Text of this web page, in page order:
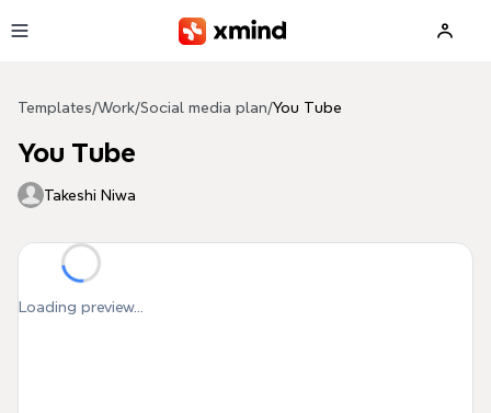
Templates/Work/Social media plan/You Tube
You Tube
Takeshi Niwa
Loading preview...